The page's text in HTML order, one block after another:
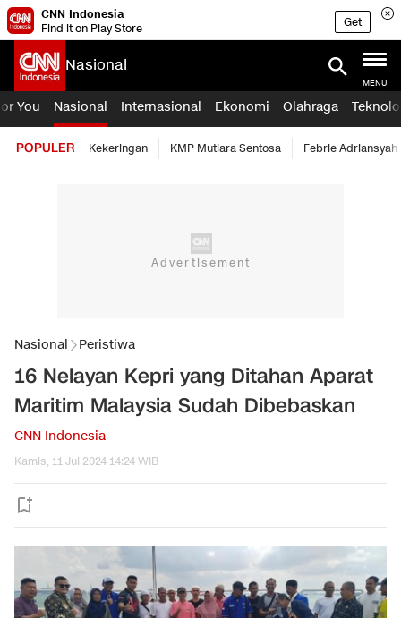
CNN Indonesia
Find it on Play Store
Get
Nasional
MENU
You Nasional Internasional Ekonomi Olahraga
POPULER Kekeringan KMP Mutiara Sentosa Febrie Adriansyah
Nasional Peristiwa
16 Nelayan Kepri yang Ditahan Aparat
Maritim Malaysia Sudah Dibebaskan
CNN Indonesia
Kamis, 11 Jul 2024 14:24 WIB